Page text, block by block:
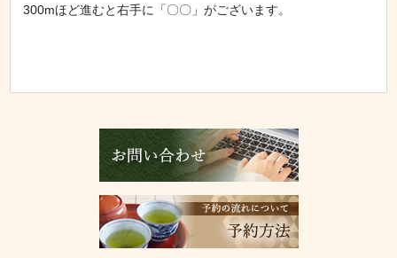
300mほど進むと右手に「〇〇」がございます。